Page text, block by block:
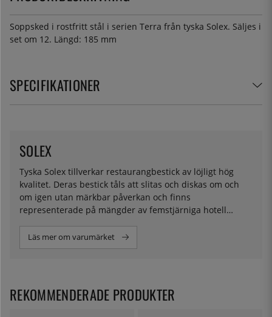
Soppsked i rostfritt stål i serien Terra från tyska Solex. Säljes i
set om 12. Längd: 185 mm
SPECIFIKATIONER
Tyska Solex tillverkar restaurangbestick av löjligt hög
kvalitet. Deras bestick tåls att slitas och diskas om och
om igen utan märkbar påverkan och finns
representerade på mängder av femstjärniga hotell
SOLEX
Läs mer om varumärket
REKOMMENDERADE PRODUKTER